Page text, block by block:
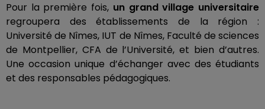
Pour la première fois, un grand village universitaire
regroupera des établissements de la région :
Université de Nîmes, IUT de Nîmes, Faculté de sciences
de Montpellier, CFA de l’Université, et bien d’autres.
Une occasion unique d’échanger avec des étudiants
et des responsables pédagogiques.